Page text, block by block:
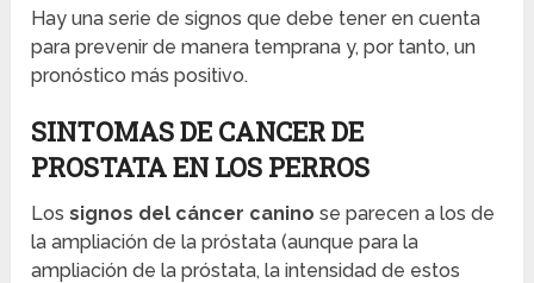
Hay una serie de signos que debe tener en cuenta
para prevenir de manera temprana y, por tanto, un
pronóstico más positivo.
SINTOMAS DE CANCER DE
PROSTATA EN LOS PERROS
Los signos del cáncer caninose parecen a los de
la ampliación de la próstata (aunque para la
ampliación de la próstata, la intensidad de estos